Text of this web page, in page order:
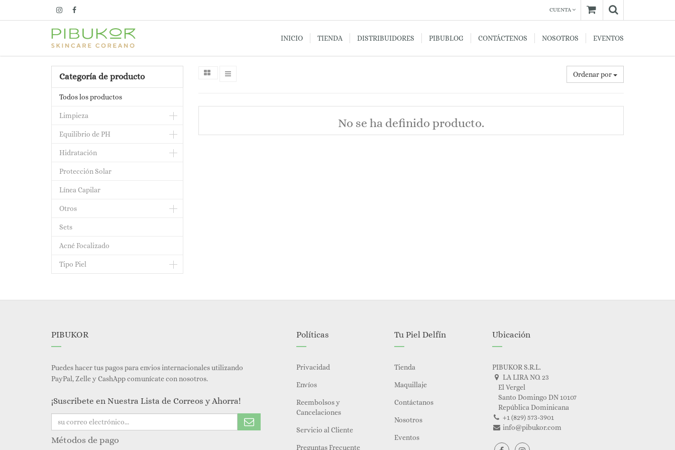
CUENTA
INICIO TIENDA DISTRIBUIDORES PIBUBLOG CONTÁCTENOS NOSOTROS EVENTOS
Categoría de producto
Todos los productos
Limpieza
Equilibrio de PH
Hidratación
Protección Solar
Línea Capilar
Otros
Sets
Acné Focalizado
Tipo Piel
Ordenar por
No se ha definido producto.
PIBUKOR
Puedes hacer tus pagos para envios internacionales utilizando
PayPal, Zelle y CashApp comunícate con nosotros.
¡Suscribete en Nuestra Lista de Correos y Ahorra!
Métodos de pago
Políticas
Privacidad
Envíos
Reembolsos y
Cancelaciones
Servicio al Cliente
Preguntas Frecuente
Tu Piel Delfín
Tienda
Maquillaje
Contáctanos
Nosotros
Eventos
Ubicación
PIBUKOR S.R.L.
LA LIRA NO. 23
El Vergel
Santo Domingo DN 10107
República Dominicana
+1 (829) 573-3901
info@pibukor.com